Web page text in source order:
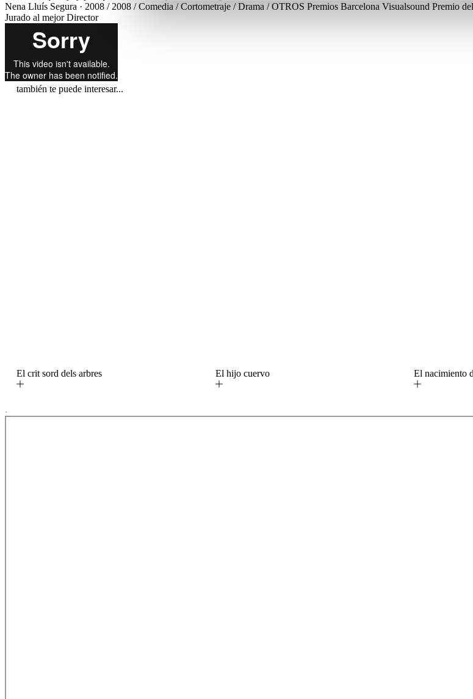
Nena Lluís Segura · 2008 / 2008 / Comedia / Cortometraje / Drama / OTROS Premios Barcelona Visualsound Premio
Jurado al mejor Director
también te puede interesar...
El crit sord dels arbres El hijo cuervo El nacimiento